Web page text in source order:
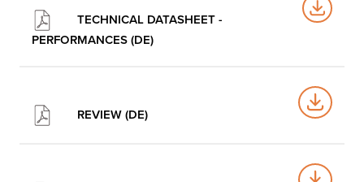
TECHNICAL DATASHEET -
PERFORMANCES (DE)
REVIEW (DE)